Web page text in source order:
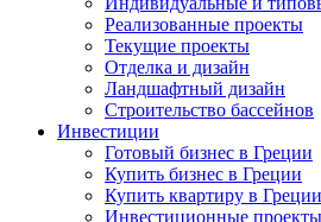
Реализованные проекты
Текущие проекты
Отделка и дизайн
Ландшафтный дизайн
Строительство бассейнов
Инвестиции
Готовый бизнес в Греции
Купить бизнес в Греции
Купить квартиру в Греции
Инвестиционные проекты